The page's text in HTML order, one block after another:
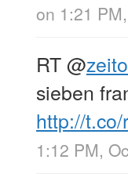
on 1:21
RT@
sieben
http://
1:12 PM,